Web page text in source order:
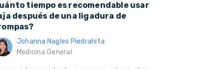
tiempo es recomendable usar
después de una ligadura de
Johanna Nagles Piedrahita
Medicina General